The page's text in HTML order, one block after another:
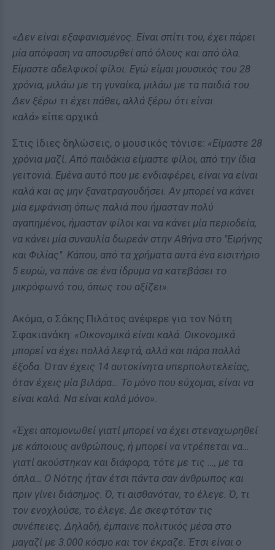
«Δεν είναι εξαφανισμένος. Είναι σπίτι του, έχει πάρει
μία απόφαση να αποσυρθεί από όλους και από όλα.
Είμαστε αδελφικοί φίλοι. Εγώ είμαι μουσικός του 28
χρόνια, μιλάω με τη γυναίκα, μιλάω με τα παιδιά του.
Δεν ξέρω τι έχει πάθει, αλλά ξέρω ότι είναι
καλά» είπε αρχικά.
Στις ίδιες δηλώσεις, ο μουσικός τόνισε: «Είμαστε 28
χρόνια μαζί. Από παιδάκια είμαστε φίλοι, από την ίδια
γειτονιά. Εμένα αυτό που με ενδιαφέρει, είναι να είναι
καλά και ας μην ξανατραγουδήσει. Αν μπορεί να κάνει
μία εμφάνιση όπως παλιά που ήμασταν πολύ
αγαπημένοι, ήμασταν φίλοι και να κάνει μία περιοδεία,
να κάνει μία συναυλία δωρεάν στην Αθήνα στο "Ειρήνης
και Φιλίας". Κάπου, από τα χρήματα αυτά ένα εισιτήριο
5 ευρώ, να πάνε σε ένα ίδρυμα να κατεβάσει το
μικρόφωνό του, όπως του αξίζει».
Ακόμα, ο Σάκης Πιλάτος ανέφερε για τον Νότη
Σφακιανάκη: «Οικονομικά είναι καλά. Οικονομικά
μπορεί να έχει πολλά λεφτά, αλλά και πάρα πολλά
έξοδα. Όταν έχεις 14 αυτοκίνητα υπερπολυτελείας,
όταν έχεις μία βιλάρα… Το μόνο που εύχομαι, είναι να
είναι καλά. Να είναι καλά μόνο».
«Έχει απομονωθεί γιατί μπορεί να έχει στεναχωρηθεί
με κάποιους ανθρώπους, ή μπορεί να ντρέπεται να…
γιατί ακούστηκαν και διάφορα, τότε με τις …, με τα
όπλα… Ο Νότης ήταν έτσι πάντα σαν άνθρωπος και
πριν γίνει διάσημος. Ό, τι αισθανόταν, το έλεγε. Ό, τι
τον ενοχλούσε, το έλεγε. Δε σκεφτόταν τις
συνέπειες. Δηλαδή, έμπαινε πολιτικός μέσα στο
μαγαζί με 3.000 κόσμο και τον έκραζε. Έτσι είναι ο